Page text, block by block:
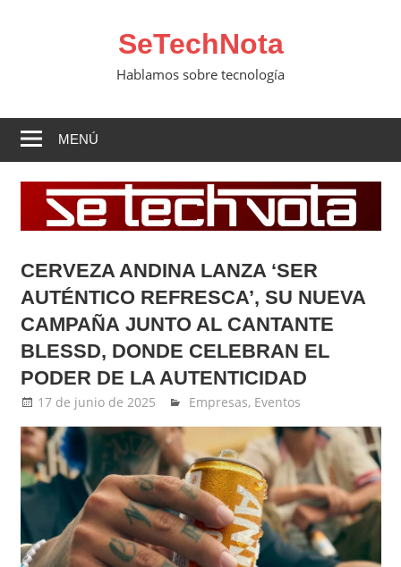
SeTechNota
Hablamos sobre tecnología
MENÚ
CERVEZA ANDINA LANZA ‘SER
AUTÉNTICO REFRESCA’, SU NUEVA
CAMPAÑA JUNTO AL CANTANTE
BLESSD, DONDE CELEBRAN EL
PODER DE LA AUTENTICIDAD
17 de junio de 2025 Ernesto Herrera
Empresas, Eventos